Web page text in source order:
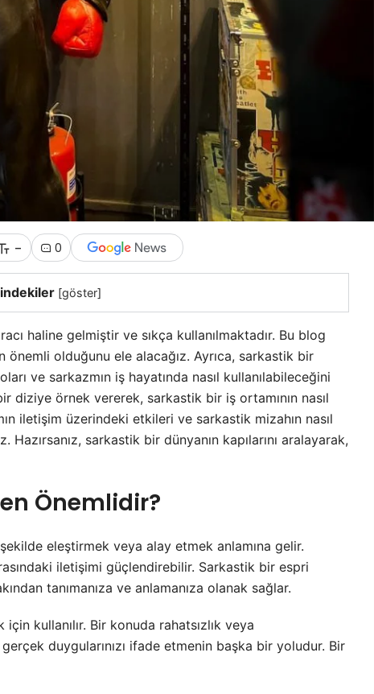
- 0
[göster]
haline gelmiştir ve sıkça kullanılmaktadır. Bu blog
önemli olduğunu ele alacağız. Ayrıca, sarkastik bir
ve sarkazmın iş hayatında nasıl kullanılabileceğini
örnek vererek, sarkastik bir iş ortamının nasıl
iletişim üzerindeki etkileri ve sarkastik mizahın nasıl
sarkastik bir dünyanın kapılarını aralayarak,
Önemlidir?
eleştirmek veya alay etmek anlamına gelir.
iletişimi güçlendirebilir. Sarkastik bir espri
tanımanıza ve anlamanıza olanak sağlar.
kullanılır. Bir konuda rahatsızlık veya
duygularınızı ifade etmenin başka bir yoludur. Bir